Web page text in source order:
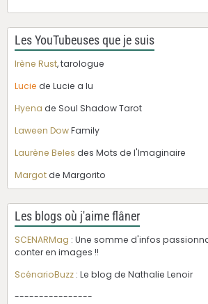
Les YouTubeuses que je suis
Irène Rust, tarologue
Lucie de Lucie a lu
Hyena de Soul Shadow Tarot
Laween DowFamily
Laurène Beles des Mots de l'Imaginaire
Margotde Margorito
Les blogs où j'aime flâner
SCENARMag : Une somme d'infos
conter en images !!
ScénarioBuzz : Le blog de Nathalie Lenoir
----------------